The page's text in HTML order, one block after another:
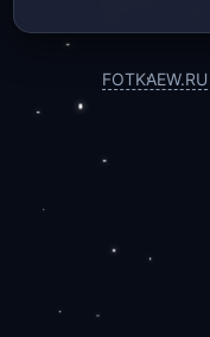
FOTKAEW.RU